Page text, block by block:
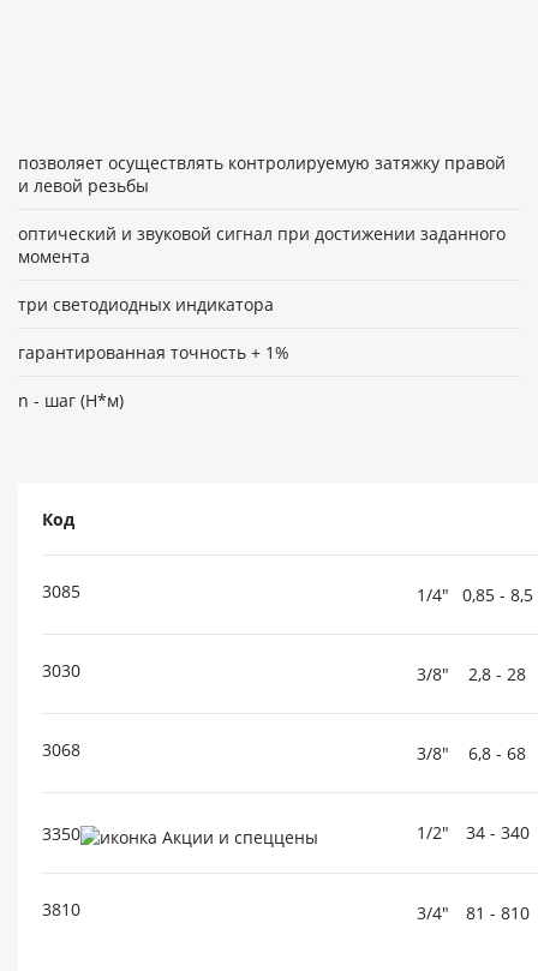
позволяет осуществлять контролируемую затяжку правой
и левой резьбы
оптический и звуковой сигнал при достижении заданного
момента
три светодиодных индикатора
гарантированная точность + 1%
n - шаг (Н*м)
Код
3085 1/4" 0,85 - 8,5
3030 3/8" 2,8 - 28
3068 3/8" 6,8 - 68
3350 1/2" 34 - 340
3810 3/4" 81 - 810